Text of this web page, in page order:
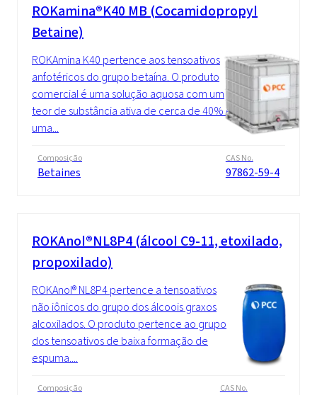
ROKamina®K40 MB (Cocamidopropyl
Betaine)
ROKAmina K40 pertence aos tensoativos
anfotéricos do grupo betaína. O produto
comercial é uma solução aquosa com um
teor de substância ativa de cerca de 40% e
uma...
Composição
Betaines
CAS No.
97862-59-4
ROKAnol®NL8P4 (álcool C9-11, etoxilado,
propoxilado)
ROKAnol® NL8P4 pertence a tensoativos
não iônicos do grupo dos álcoois graxos
alcoxilados. O produto pertence ao grupo
dos tensoativos de baixa formação de
espuma....
Composição CAS No.